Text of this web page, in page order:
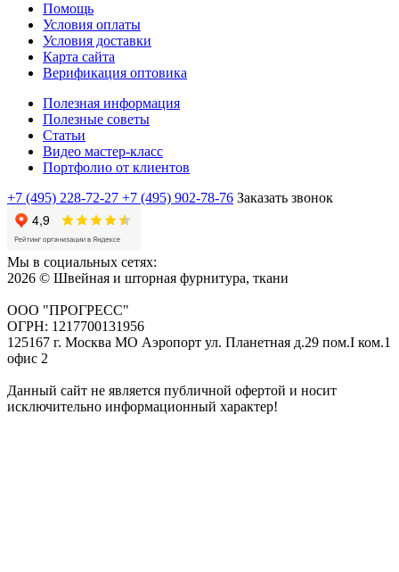
Помощь
Условия оплаты
Условия доставки
Карта сайта
Верификация оптовика
Полезная информация
Полезные советы
Статьи
Видео мастер-класс
Портфолио от клиентов
+7 (495) 228-72-27 +7 (495) 902-78-76 Заказать звонок
Мы в социальных сетях:
2026 © Швейная и шторная фурнитура, ткани
ООО "ПРОГРЕСС"
ОГРН: 1217700131956
125167 г. Москва МО Аэропорт ул. Планетная д.29 пом.I ком.1
офис 2
Данный сайт не является публичной офертой и носит
исключительно информационный характер!